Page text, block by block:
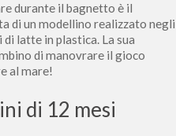
durante il bagnetto è il
di un modellino realizzato negli
latte in plastica. La sua
di manovrare il gioco
al mare!
di 12 mesi